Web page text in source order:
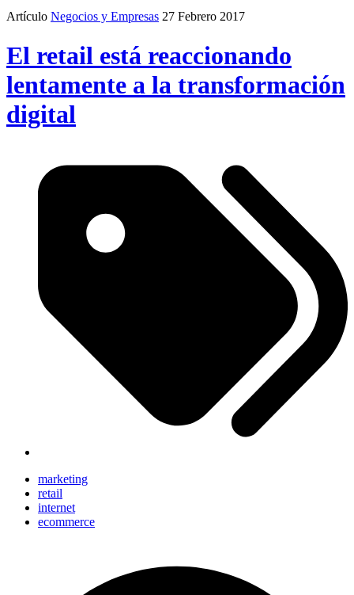
Artículo Negocios y Empresas 27 Febrero 2017
El retail está reaccionando
lentamente a la transformación
digital
marketing
retail
internet
ecommerce